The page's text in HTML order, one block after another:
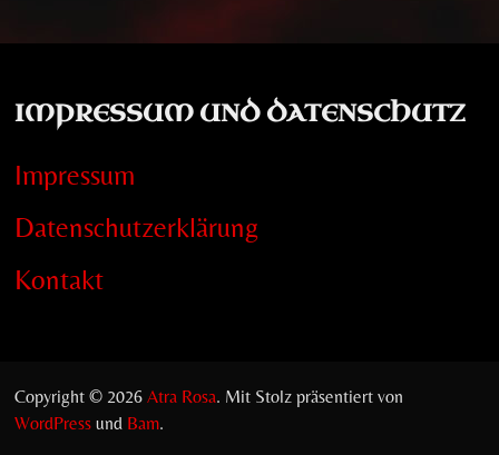
IMPRESSUM UND DATENSCHUTZ
Impressum
Datenschutzerklärung
Kontakt
Copyright © 2026Atra Rosa. Mit Stolz präsentiert von
WordPress und Bam.